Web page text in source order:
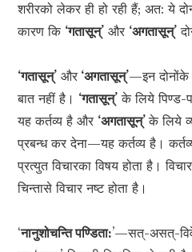
शरीरको लेकर ही हो रही हैं; अत: ये
कारण कि ‘गतासून्’ और ‘अगतासून्’
‘गतासून्’ और ‘अगतासून्’—इन दोनोंके
बात नहीं है। ‘गतासून्’ के लिये पिण्ड-
यह कर्तव्य है और ‘अगतासून्’ के लिये
प्रबन्ध कर देना—यह कर्तव्य है।
प्रत्युत विचारका विषय होता है।
चिन्तासे विचार नष्ट होता है।
‘नानुशोचन्ति पण्डिता:’—सत्-असत्-